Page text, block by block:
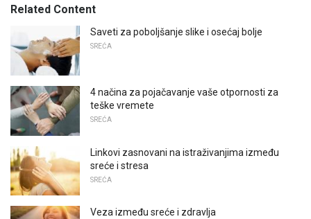
Related Content
Saveti za poboljšanje slike i osećaj bolje
SREĆA
4 načina za pojačavanje vaše otpornosti za
teške vremete
SREĆA
Linkovi zasnovani na istraživanjima između
sreće i stresa
SREĆA
Veza između sreće i zdravlja